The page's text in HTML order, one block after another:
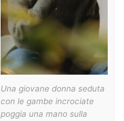
Una giovane donna seduta
con le gambe incrociate
poggia una mano sulla